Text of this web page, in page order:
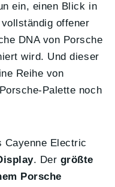
ein, einen Blick in
offener
DNA von Porsche
wird. Und dieser
Reihe von
Palette noch
Cayenne Electric
. Der größte
Porsche